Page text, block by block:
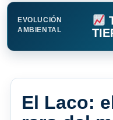
EVOLUCIÓN
AMBIENTAL
El Laco: